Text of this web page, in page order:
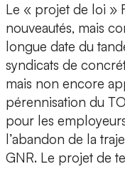
Le « projet de loi »
nouveautés, mais
longue date du
syndicats de
mais non encore
pérennisation du
pour les
l’abandon de la
GNR. Le projet de